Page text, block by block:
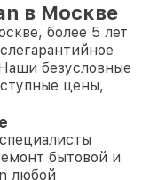
в Москве
более 5 лет
безусловные
цены,
бытовой и
любой